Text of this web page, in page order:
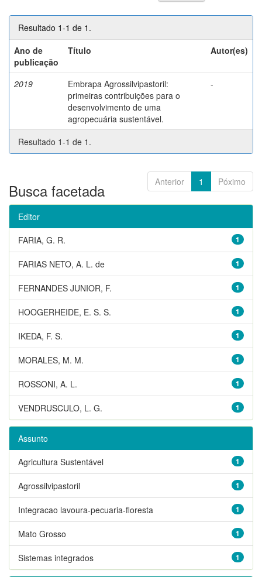
Resultado 1-1 de 1.
Ano de
publicação
Título Autor(es)
2019
Embrapa Agrossilvipastoril:
primeiras contribuições para o
desenvolvimento de uma
agropecuária sustentável.
-
Resultado 1-1 de 1.
Anterior 1 Póximo
Busca facetada
Editor
1
FARIA, G. R.
1
FARIAS NETO, A. L. de
1
FERNANDES JUNIOR, F.
1
HOOGERHEIDE, E. S. S.
1
IKEDA, F. S.
1
MORALES, M. M.
1
ROSSONI, A. L.
1
VENDRUSCULO, L. G.
Assunto
1
Agricultura Sustentável
1
Agrossilvipastoril
1
Integracao lavoura-pecuaria-floresta
1
Mato Grosso
1
Sistemas integrados